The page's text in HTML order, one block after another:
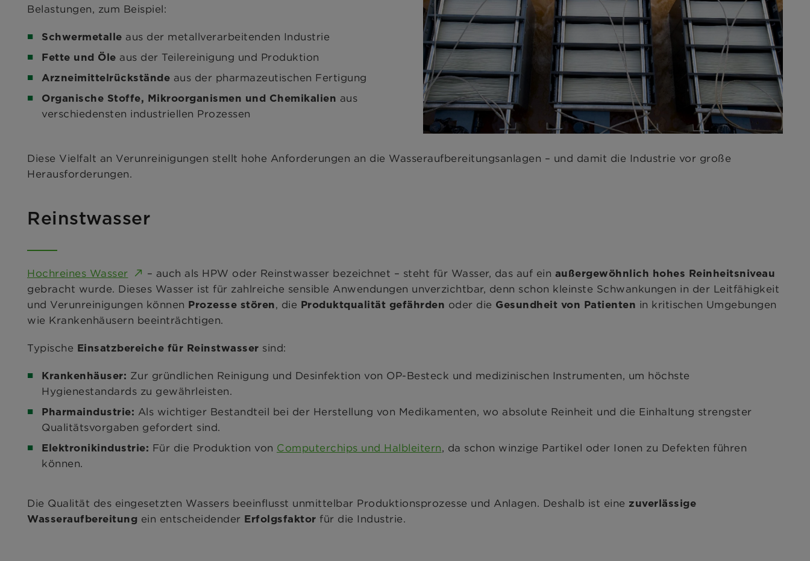
Belastungen, zum Beispiel:
Schwermetalle aus der metallverarbeitenden Industrie
Fette und Öle aus der Teilereinigung und Produktion
Arzneimittelrückstände aus der pharmazeutischen Fertigung
Organische Stoffe, Mikroorganismen und Chemikalien aus
verschiedensten industriellen Prozessen
Diese Vielfalt an Verunreinigungen stellt hohe Anforderungen an die Wasseraufbereitungsanlagen – und damit die Industrie vor große
Herausforderungen.
Reinstwasser
Hochreines Wasser – auch als HPW oder Reinstwasser bezeichnet – steht für Wasser, das auf ein außergewöhnlich hohes Reinheitsniveau
gebracht wurde. Dieses Wasser ist für zahlreiche sensible Anwendungen unverzichtbar, denn schon kleinste Schwankungen in der Leitfähigkeit
und Verunreinigungen können Prozesse stören, die Produktqualität gefährden oder die Gesundheit von Patienten in kritischen Umgebungen
wie Krankenhäusern beeinträchtigen.
Typische Einsatzbereiche für Reinstwasser sind:
Krankenhäuser: Zur gründlichen Reinigung und Desinfektion von OP-Besteck und medizinischen Instrumenten, um höchste
Hygienestandards zu gewährleisten.
Pharmaindustrie: Als wichtiger Bestandteil bei der Herstellung von Medikamenten, wo absolute Reinheit und die Einhaltung strengster
Qualitätsvorgaben gefordert sind.
Elektronikindustrie: Für die Produktion von Computerchips und Halbleitern, da schon winzige Partikel oder Ionen zu Defekten führen
können.
Die Qualität des eingesetzten Wassers beeinflusst unmittelbar Produktionsprozesse und Anlagen. Deshalb ist eine zuverlässige
Wasseraufbereitung ein entscheidender Erfolgsfaktor für die Industrie.